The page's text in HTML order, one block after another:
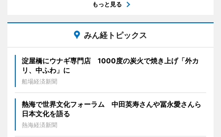
もっと見る
みん経トピックス
淀屋橋にウナギ専門店 1000度の炭火で焼き上げ「外カ
リ、中ふわ」に
船場経済新聞
熱海で世界文化フォーラム 中田英寿さんや冨永愛さんら
日本文化を語る
熱海経済新聞